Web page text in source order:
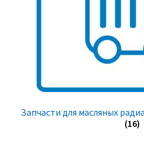
Запчасти для масляных
(16)